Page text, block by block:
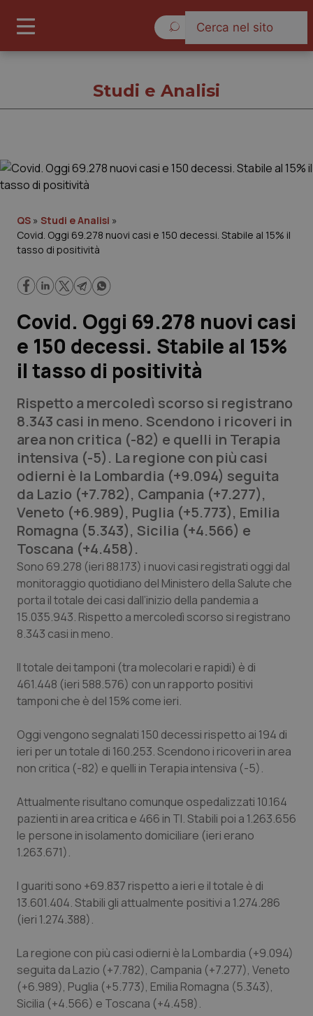
Governo e Parlamento
Regioni e Asl
Lavoro e Professioni
Scienza e Farmaci
Studi e Analisi
Lettere al direttore
Edizioni Regionali
QS Pro
Professionisti Sanitari.AI
Abruzzo
Basilicata
Calabria
Campania
Emilia-Romagna
Friuli Venezia Giulia
Liguria
Lombardia
Marche
Molise
Piemonte
Provincia Autonoma di Bolzano
QS Pro Gold
Artrite & artrosi
Asma & BPCO
Car-T
Colesterolo & coronaropatie
Dermatite Atopica
Disturbi dell’umore
Dolore
Donna & Salute
Epatiti
HIV
Infezioni & Febbre
QS Club Newsletter
Studi e Analisi
QS » Studi e Analisi »
Covid. Oggi 69.278 nuovi casi e 150 decessi. Stabile al 15% il
tasso di positività
Covid. Oggi 69.278 nuovi casi
e 150 decessi. Stabile al 15%
il tasso di positività
Rispetto a mercoledì scorso si registrano
8.343 casi in meno. Scendono i ricoveri in
area non critica (-82) e quelli in Terapia
intensiva (-5). La regione con più casi
odierni è la Lombardia (+9.094) seguita
da Lazio (+7.782), Campania (+7.277),
Veneto (+6.989), Puglia (+5.773), Emilia
Romagna (5.343), Sicilia (+4.566) e
Toscana (+4.458).
Sono 69.278 (ieri 88.173) i nuovi casi registrati oggi dal
monitoraggio quotidiano del Ministero della Salute che
porta il totale dei casi dall’inizio della pandemia a
15.035.943. Rispetto a mercoledì scorso si registrano
8.343 casi in meno.
Il totale dei tamponi (tra molecolari e rapidi) è di
461.448 (ieri 588.576) con un rapporto positivi
tamponi che è del 15% come ieri.
Oggi vengono segnalati 150 decessi rispetto ai 194 di
ieri per un totale di 160.253. Scendono i ricoveri in area
non critica (-82) e quelli in Terapia intensiva (-5).
Attualmente risultano comunque ospedalizzati 10.164
pazienti in area critica e 466 in TI. Stabili poi a 1.263.656
le persone in isolamento domiciliare (ieri erano
1.263.671).
I guariti sono +69.837 rispetto a ieri e il totale è di
13.601.404. Stabili gli attualmente positivi a 1.274.286
(ieri 1.274.388).
La regione con più casi odierni è la Lombardia (+9.094)
seguita da Lazio (+7.782), Campania (+7.277), Veneto
(+6.989), Puglia (+5.773), Emilia Romagna (5.343),
Sicilia (+4.566) e Toscana (+4.458).